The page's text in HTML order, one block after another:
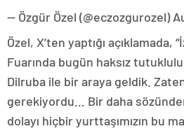
— Özgür Özel (@eczozgurozel)
Özel, X’ten yaptığı açıklamada,
Fuarında bugün haksız
Dilruba ile bir araya geldik.
gerekiyordu… Bir daha
dolayı hiçbir yurttaşımızın bu